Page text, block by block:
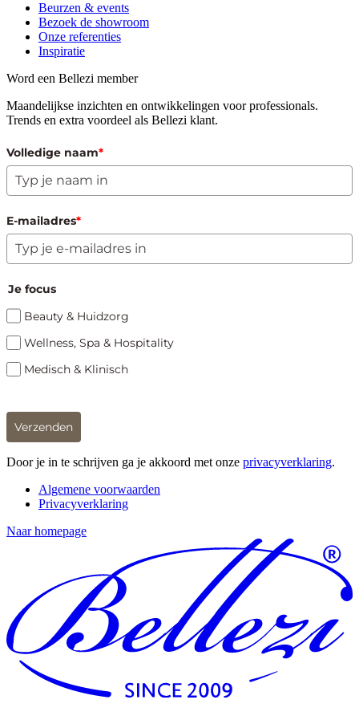
Beurzen & events
Bezoek de showroom
Onze referenties
Inspiratie
Word een Bellezi member
Maandelijkse inzichten en ontwikkelingen voor professionals.
Trends en extra voordeel als Bellezi klant.
Volledige naam*
E-mailadres*
Je focus
Beauty & Huidzorg
Wellness, Spa & Hospitality
Medisch & Klinisch
Verzenden
Door je in te schrijven ga je akkoord met onze privacyverklaring.
Algemene voorwaarden
Privacyverklaring
Naar homepage